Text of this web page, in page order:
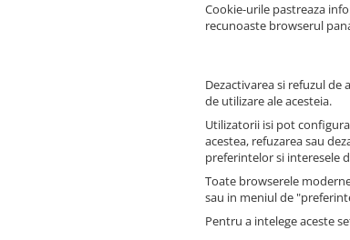
Cookie-urile pastreaza
recunoaste browserul
Dezactivarea si refuzul
de utilizare ale acesteia.
Utilizatorii isi pot
acestea, refuzarea sau
preferintelor si interesele
Toate browserele
sau in meniul de
Pentru a intelege aceste